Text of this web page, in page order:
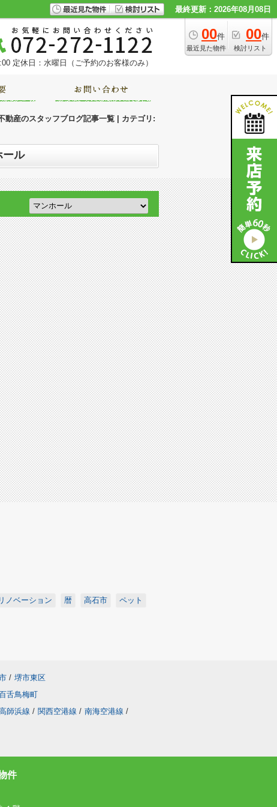
最終更新：2026年08月08日
00件
最近見た物件
00件
検討リスト
定休日：水曜日（ご予約のお客様のみ）
産のスタッフブログ記事一覧 | カテゴリ:
ール
リノベーション 暦 高石市 ペット
/ 堺市東区
舌鳥梅町
師浜線 / 関西空港線 / 南海空港線 /
件